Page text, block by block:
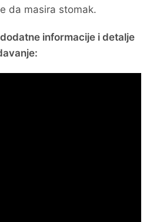
da masira stomak.
informacije i detalje